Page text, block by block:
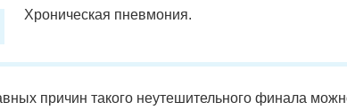
Хроническая пневмония.
причин такого неутешительного финала